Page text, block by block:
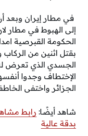
في مطار إيران وبعد
إلى الهبوط في مطار
الحكومة القبرصية
بقتل اثنين من
الإختطاف وجدوا
الجزائر واختفى
شاهد أيضًا:
بدقة عالية